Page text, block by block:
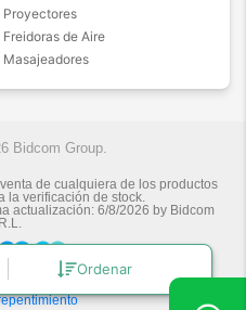
Ordenar
Proyectores
Freidoras de Aire
Masajeadores
Bidcom Group.
de cualquiera de los productos
la verificación de stock.
actualización: 6/8/2026 by Bidcom